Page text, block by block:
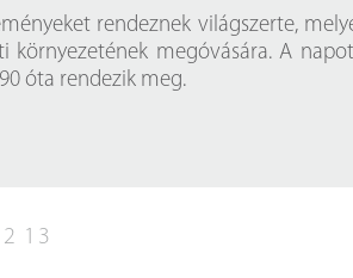
rendeznek világszerte,
megóvására. A
óta rendezik meg.
13